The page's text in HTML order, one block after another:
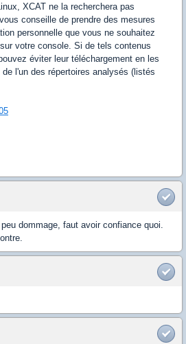
XCAT ne la recherchera pas
conseille de prendre des mesures
personnelle que vous ne souhaitez
votre console. Si de tels contenus
éviter leur téléchargement en les
l'un des répertoires analysés (listés
dommage, faut avoir confiance quoi.